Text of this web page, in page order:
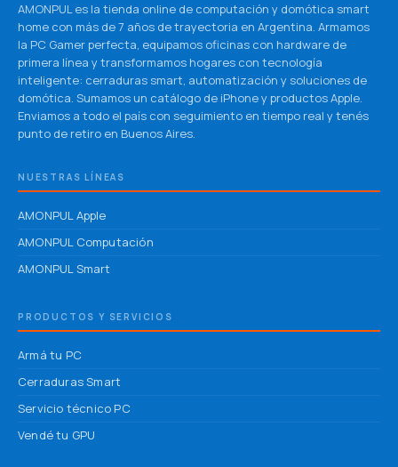
AMONPUL es la tienda online de computación y domótica smart
home con más de 7 años de trayectoria en Argentina. Armamos
la PC Gamer perfecta, equipamos oficinas con hardware de
primera línea y transformamos hogares con tecnología
inteligente: cerraduras smart, automatización y soluciones de
domótica. Sumamos un catálogo de iPhone y productos Apple.
Enviamos a todo el país con seguimiento en tiempo real y tenés
punto de retiro en Buenos Aires.
NUESTRAS LÍNEAS
AMONPUL Apple
AMONPUL Computación
AMONPUL Smart
PRODUCTOS Y SERVICIOS
Armá tu PC
Cerraduras Smart
Servicio técnico PC
Vendé tu GPU